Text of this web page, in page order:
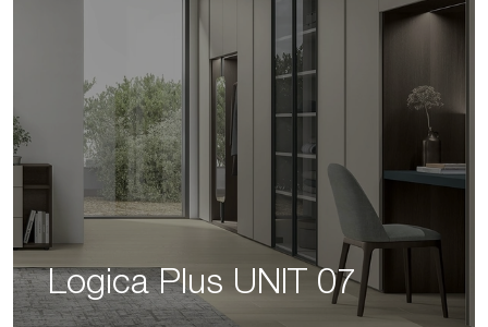
Logica Plus UNIT 07